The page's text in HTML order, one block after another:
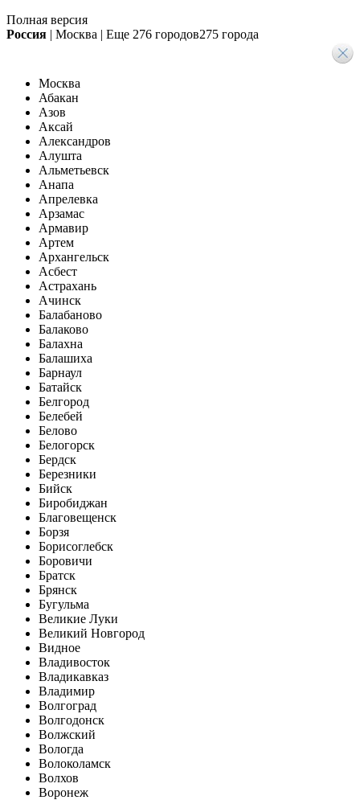
Полная версия
Россия | Москва | Еще 276 городов275 города
Москва
Абакан
Азов
Аксай
Александров
Алушта
Альметьевск
Анапа
Апрелевка
Арзамас
Армавир
Артем
Архангельск
Асбест
Астрахань
Ачинск
Балабаново
Балаково
Балахна
Балашиха
Барнаул
Батайск
Белгород
Белебей
Белово
Белогорск
Бердск
Березники
Бийск
Биробиджан
Благовещенск
Борзя
Борисоглебск
Боровичи
Братск
Брянск
Бугульма
Великие Луки
Великий Новгород
Видное
Владивосток
Владикавказ
Владимир
Волгоград
Волгодонск
Волжский
Вологда
Волоколамск
Волхов
Воронеж